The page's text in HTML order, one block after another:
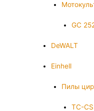
GC
DeWALT
Einhell
Пилы
TC-